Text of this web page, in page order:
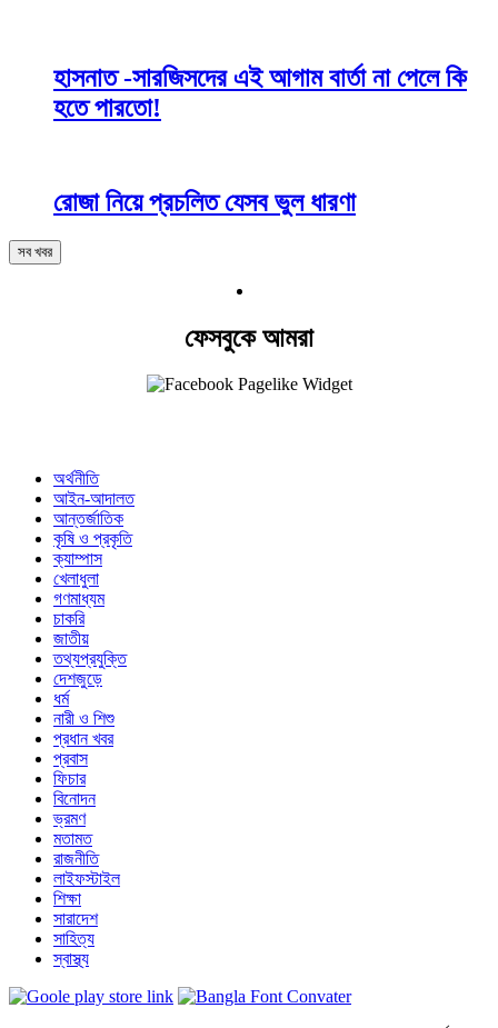
হাসনাত -সারজিসদের এই আগাম বার্তা না পেলে কি
হতে পারতো!
রোজা নিয়ে প্রচলিত যেসব ভুল ধারণা
সব খবর
ফেসবুকে আমরা
অর্থনীতি
আইন-আদালত
আন্তর্জাতিক
কৃষি ও প্রকৃতি
ক্যাম্পাস
খেলাধুলা
গণমাধ্যম
চাকরি
জাতীয়
তথ্যপ্রযুক্তি
দেশজুড়ে
ধর্ম
নারী ও শিশু
প্রধান খবর
প্রবাস
ফিচার
বিনোদন
ভ্রমণ
মতামত
রাজনীতি
লাইফস্টাইল
শিক্ষা
সারাদেশ
সাহিত্য
স্বাস্থ্য